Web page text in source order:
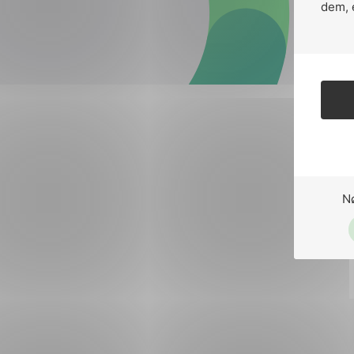
dem,
Forsvar og beredskap
Industri og automatisering
Lavspenning
Maritime elinstallasjoner